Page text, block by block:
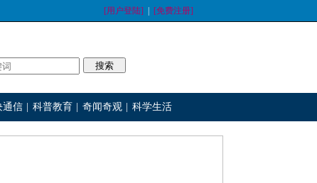
[用户登陆] [免费注册]
通信 科普教育 奇闻奇观 科学生活